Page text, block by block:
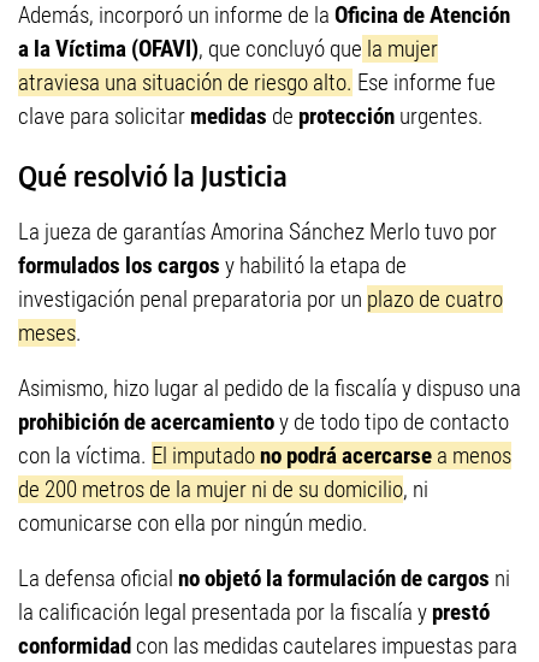
Además, incorporó un informe de la Oficina de Atención
a la Víctima (OFAVI), que concluyó que la mujer
atraviesa una situación de riesgo alto. Ese informe fue
clave para solicitar medidas de protección urgentes.
Qué resolvió la Justicia
La jueza de garantías Amorina Sánchez Merlo tuvo por
formulados los cargos y habilitó la etapa de
investigación penal preparatoria por un plazo de cuatro
meses.
Asimismo, hizo lugar al pedido de la fiscalía y dispuso una
prohibición de acercamientoy de todo tipo de contacto
con la víctima. El imputadono podrá acercarse a menos
de 200 metros de la mujer ni de su domicilio, ni
comunicarse con ella por ningún medio.
La defensa oficial no objetó la formulación de cargos ni
la calificación legal presentada por la fiscalía y prestó
conformidad con las medidas cautelares impuestas para